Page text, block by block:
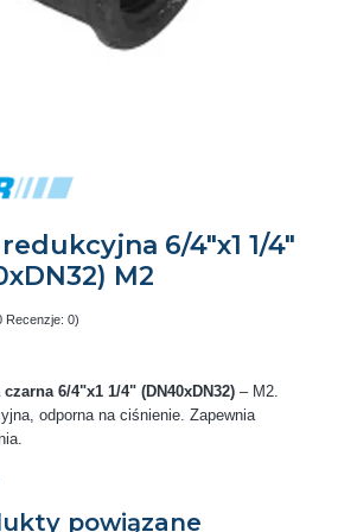
6/4"x1 1/4"
M2
Recenzje: 0)
Opinie
6/4"x1 1/4" (DN40xDN32) – M2.
odporna na ciśnienie. Zapewnia
powiązane